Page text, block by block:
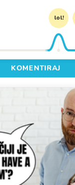
lol!
KOMENTIRAJ